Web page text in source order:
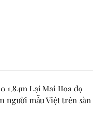
1,84m Lại Mai Hoa đọ
người mẫu Việt trên sàn